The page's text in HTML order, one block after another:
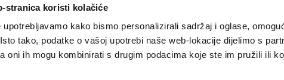
stranica koristi kolačiće
upotrebljavamo kako bismo personalizirali sadržaj i oglase,
tako, podatke o vašoj upotrebi naše web-lokacije dijelimo s
oni ih mogu kombinirati s drugim podacima koje ste im pružili ili
6007-DOM
500299